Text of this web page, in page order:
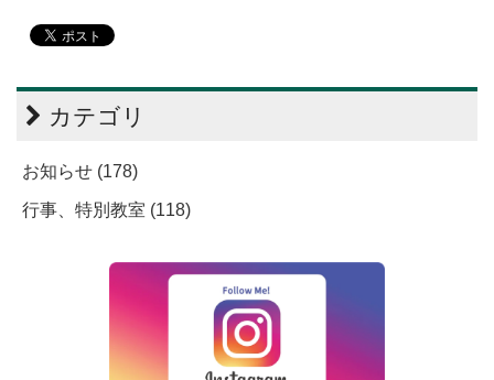
カテゴリ
お知らせ (178)
行事、特別教室 (118)